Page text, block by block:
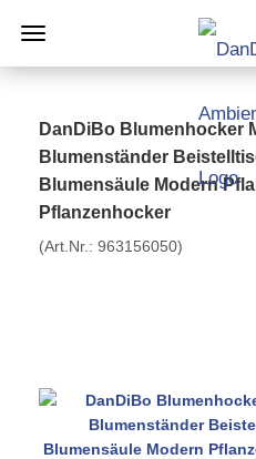
DanDiBo Blumenhocker
Blumenständer
Blumensäule Modern
Pflanzenhocker
(Art.Nr.: 963156050)